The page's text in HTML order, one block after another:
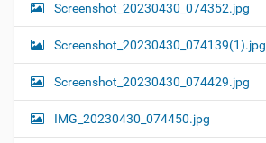
Screenshot_20230430_074352.jpg
Screenshot_20230430_074139(1).jpg
Screenshot_20230430_074429.jpg
IMG_20230430_074450.jpg